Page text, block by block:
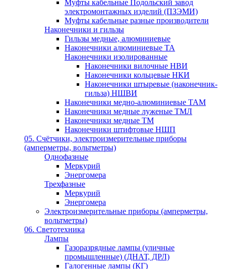
Муфты кабельные Подольский завод
электромонтажных изделий (ПЗЭМИ)
Муфты кабельные разные производители
Наконечники и гильзы
Гильзы медные, алюминиевые
Наконечники алюминиевые ТА
Наконечники изолированные
Наконечники вилочные НВИ
Наконечники кольцевые НКИ
Наконечники штыревые (наконечник-
гильза) НШВИ
Наконечники медно-алюминиевые ТАМ
Наконечники медные луженые ТМЛ
Наконечники медные ТМ
Наконечники штифтовые НШП
05. Счётчики, электроизмерительные приборы
(амперметры, вольтметры)
Однофазные
Меркурий
Энергомера
Трехфазные
Меркурий
Энергомера
Электроизмерительные приборы (амперметры,
вольтметры)
06. Светотехника
Лампы
Газоразрядные лампы (уличные
промышленные) (ДНАТ, ДРЛ)
Галогенные лампы (КГ)